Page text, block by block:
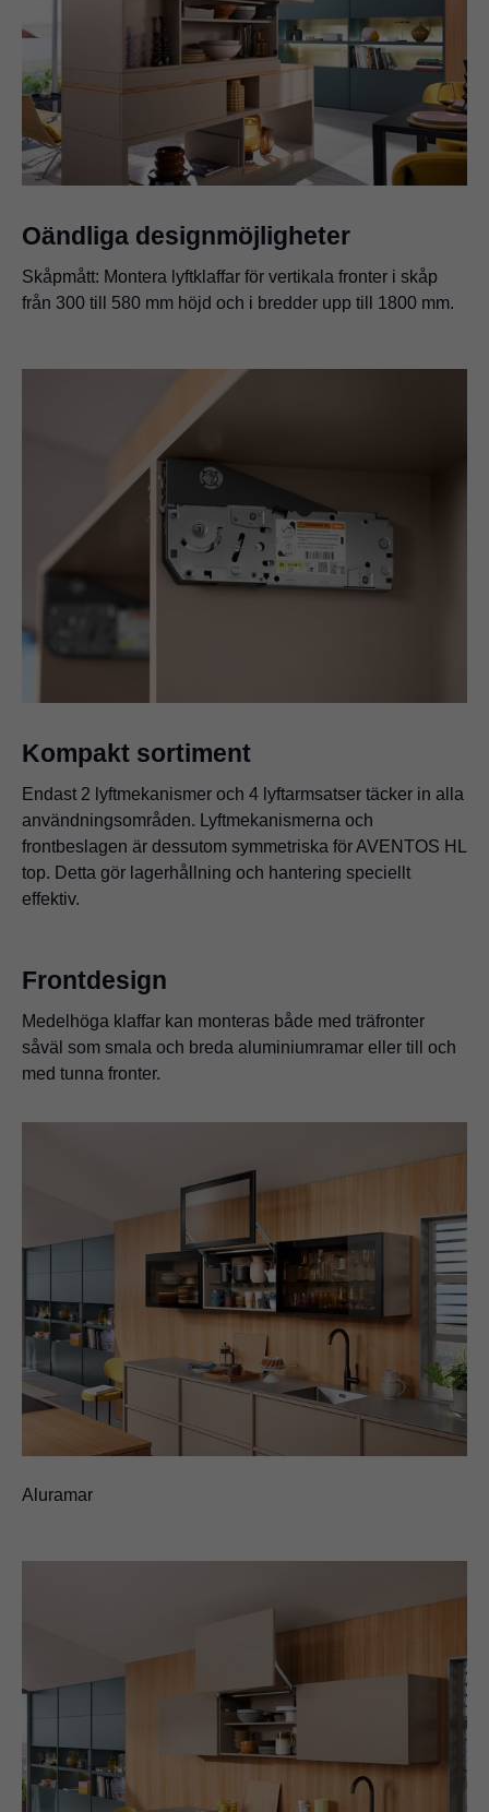
Oändliga designmöjligheter
Skåpmått: Montera lyftklaffar för vertikala fronter i skåp
från 300 till 580 mm höjd och i bredder upp till 1800 mm.
Kompakt sortiment
Endast 2 lyftmekanismer och 4 lyftarmsatser täcker in alla
användningsområden. Lyftmekanismerna och
frontbeslagen är dessutom symmetriska för AVENTOS HL
top. Detta gör lagerhållning och hantering speciellt
effektiv.
Frontdesign
Medelhöga klaffar kan monteras både med träfronter
såväl som smala och breda aluminiumramar eller till och
med tunna fronter.
Aluramar